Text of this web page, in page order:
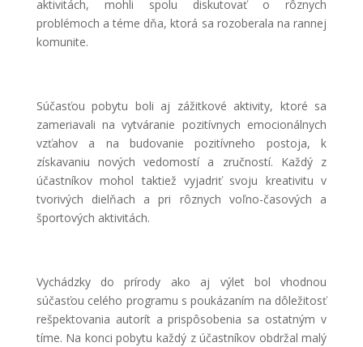
aktivitách, mohli spolu diskutovať o rôznych
problémoch a téme dňa, ktorá sa rozoberala na rannej
komunite.
Súčasťou pobytu boli aj zážitkové aktivity, ktoré sa
zameriavali na vytváranie pozitívnych emocionálnych
vzťahov a na budovanie pozitívneho postoja, k
získavaniu nových vedomostí a zručností. Každý z
účastníkov mohol taktiež vyjadriť svoju kreativitu v
tvorivých dielňach a pri rôznych voľno-časových a
športových aktivitách.
Vychádzky do prírody ako aj výlet bol vhodnou
súčasťou celého programu s poukázaním na dôležitosť
rešpektovania autorít a prispôsobenia sa ostatným v
tíme. Na konci pobytu každý z účastníkov obdržal malý